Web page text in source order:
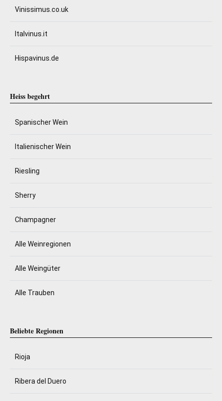
Vinissimus.co.uk
Italvinus.it
Hispavinus.de
Heiss begehrt
Spanischer Wein
Italienischer Wein
Riesling
Sherry
Champagner
Alle Weinregionen
Alle Weingüter
Alle Trauben
Beliebte Regionen
Rioja
Ribera del Duero